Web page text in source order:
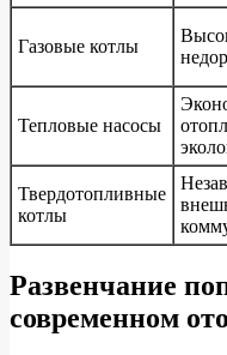
Газовые котлы
Тепловые насосы
Твердотопливные
котлы
Развенчание
современном